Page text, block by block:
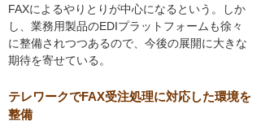
FAXによるやりとりが中心になるという。しか
し、業務用製品のEDIプラットフォームも徐々
に整備されつつあるので、今後の展開に大きな
期待を寄せている。
テレワークでFAX受注処理に対応した環境を
整備